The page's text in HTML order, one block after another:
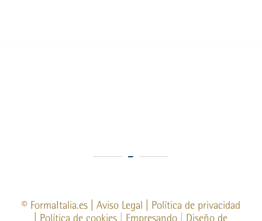
© FormaItalia.es Aviso Legal
Política de privacidad
Política de cookies Empresando Diseño de